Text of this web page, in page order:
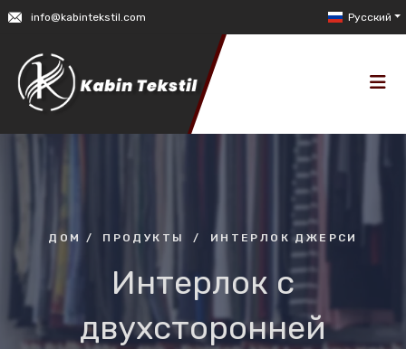
info@kabintekstil.com Русский
ДОМ / ПРОДУКТЫ / ИНТЕРЛОК ДЖЕРСИ
Интерлок с
двухсторонней